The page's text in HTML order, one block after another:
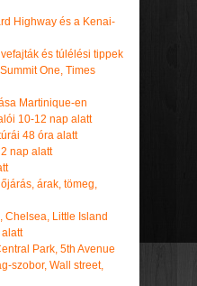
Highway és a Kenai-
és túlélési tippek
One, Times
Martinique-en
10-12 nap alatt
48 óra alatt
nap alatt
árak, tömeg,
Chelsea, Little Island
Park, 5th Avenue
szobor, Wall street,